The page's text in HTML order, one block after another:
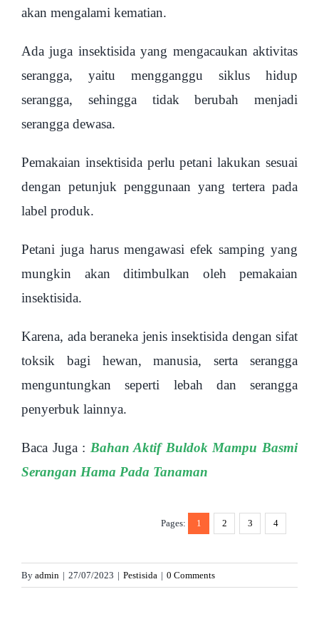
akan mengalami kematian.
Ada juga insektisida yang mengacaukan aktivitas
serangga, yaitu mengganggu siklus hidup
serangga, sehingga tidak berubah menjadi
serangga dewasa.
Pemakaian insektisida perlu petani lakukan sesuai
dengan petunjuk penggunaan yang tertera pada
label produk.
Petani juga harus mengawasi efek samping yang
mungkin akan ditimbulkan oleh pemakaian
insektisida.
Karena, ada beraneka jenis insektisida dengan sifat
toksik bagi hewan, manusia, serta serangga
menguntungkan seperti lebah dan serangga
penyerbuk lainnya.
Baca Juga : Bahan Aktif Buldok Mampu Basmi
Serangan Hama Pada Tanaman
Pages: 1 2 3 4
By admin | 27/07/2023 | Pestisida | 0 Comments